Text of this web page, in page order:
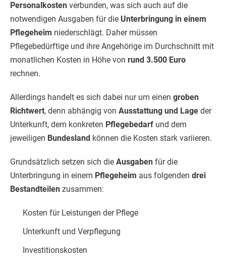
Personalkosten verbunden, was sich auch auf die
notwendigen Ausgaben für die Unterbringung in einem
Pflegeheim niederschlägt. Daher müssen
Pflegebedürftige und ihre Angehörige im Durchschnitt mit
monatlichen Kosten in Höhe von rund 3.500 Euro
rechnen.
Allerdings handelt es sich dabei nur um einen groben
Richtwert, denn abhängig von Ausstattung und Lage der
Unterkunft, dem konkreten Pflegebedarf und dem
jeweiligen Bundesland können die Kosten stark variieren.
Grundsätzlich setzen sich die Ausgaben für die
Unterbringung in einem Pflegeheim aus folgenden drei
Bestandteilen zusammen:
Kosten für Leistungen der Pflege
Unterkunft und Verpflegung
Investitionskosten